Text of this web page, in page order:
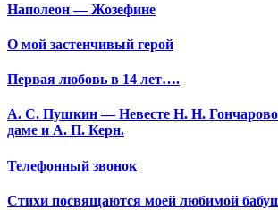
Наполеон — Жозефине
О мой застенчивый герой
Первая любовь в 14 лет….
А. С. Пушкин — Невесте Н. Н.
даме и А. П. Керн.
Телефонный звонок
Стихи посвящаются моей любимой